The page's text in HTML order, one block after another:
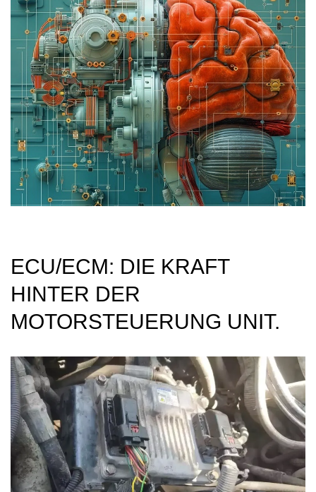
ECU/ECM: DIE KRAFT
HINTER DER
MOTORSTEUERUNG UNIT.